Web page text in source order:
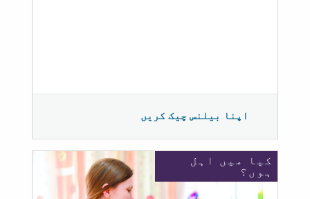
اپنا بیلنس چیک کریں
کیا میں اہل
ہوں؟